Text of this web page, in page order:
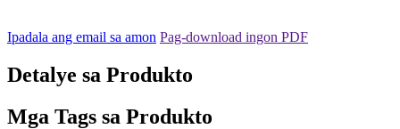
Ipadala ang email sa amon Pag-download ingon PDF
Detalye sa Produkto
Mga Tags sa Produkto